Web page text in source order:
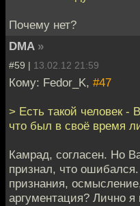
Почему нет?
DMA »
#59 | 13.02.12 21:59
Кому: Fedor_K, #47
> Есть такой человек -
что был в своё время
Камрад, согласен. Но
признал, что
признания,
аргументация? Лично